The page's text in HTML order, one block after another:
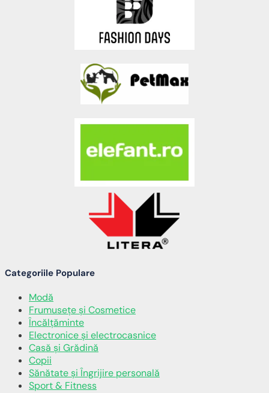
Categoriile Populare
Modă
Frumusețe și Cosmetice
Încălţăminte
Electronice și electrocasnice
Casă și Grădină
Copii
Sănătate și Îngrijire personală
Sport & Fitness